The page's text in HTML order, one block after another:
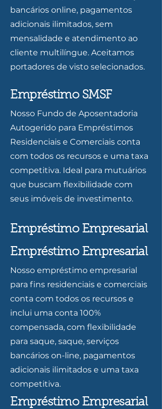
bancários online, pagamentos
adicionais ilimitados, sem
mensalidade e atendimento ao
cliente multilíngue. Aceitamos
portadores de visto selecionados.
Empréstimo SMSF
Nosso Fundo de Aposentadoria
Autogerido para Empréstimos
Residenciais e Comerciais conta
com todos os recursos e uma taxa
competitiva. Ideal para mutuários
que buscam flexibilidade com
seus imóveis de investimento.
Empréstimo Empresarial
Empréstimo Empresarial
Nosso empréstimo empresarial
para fins residenciais e comerciais
conta com todos os recursos e
inclui uma conta 100%
compensada, com flexibilidade
para saque, saque, serviços
bancários on-line, pagamentos
adicionais ilimitados e uma taxa
competitiva.
Empréstimo Empresarial